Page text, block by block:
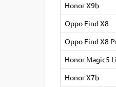
Honor X9b
Oppo Find X8
Oppo Find X8
Honor Magic5
Honor X7b